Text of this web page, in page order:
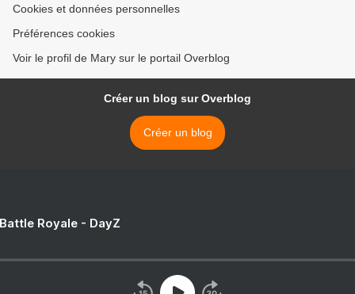
Cookies et données personnelles
Préférences cookies
Voir le profil de Mary sur le portail Overblog
Créer un blog sur Overblog
Créer un blog
Royale - DayZ